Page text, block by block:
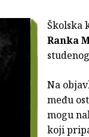
Školska
Ranka
Na
među
mogu
koji